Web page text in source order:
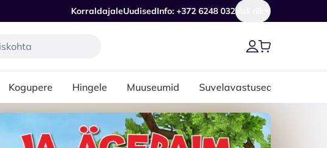
KorraldajaleUudisedInfo: +372 6248 032Vali riik
Kogupere Hingele Muuseumid Suvelavastused